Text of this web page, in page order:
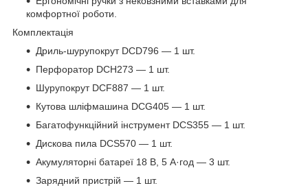
комфортної роботи.
Комплектація
Дриль-шурупокрут DCD796 — 1 шт.
Перфоратор DCH273 — 1 шт.
Шурупокрут DCF887 — 1 шт.
Кутова шліфмашина DCG405 — 1 шт.
Багатофункційний інструмент DCS355 — 1 шт.
Дискова пила DCS570 — 1 шт.
Акумуляторні батареї 18 В, 5 А·год — 3 шт.
Зарядний пристрій — 1 шт.